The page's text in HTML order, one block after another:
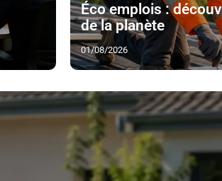
Éco emplois :
de la planète
01/08/2026